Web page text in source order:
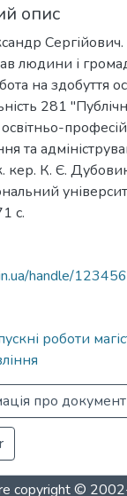
опис
Сергійович.
людини і
на здобуття
281
освітньо-
та
кер. К. Є.
с.
handle/
роботи
про документ
copyright ©